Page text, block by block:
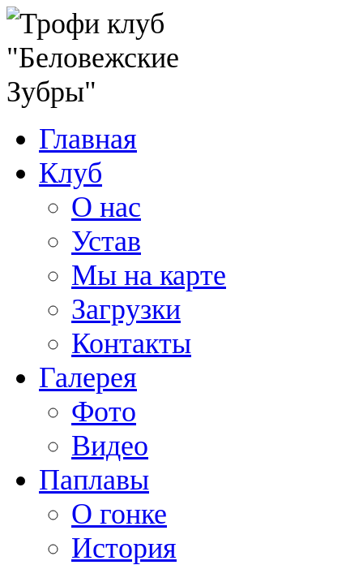
Главная
Клуб
О нас
Устав
Мы на карте
Загрузки
Контакты
Галерея
Фото
Видео
Паплавы
О гонке
История